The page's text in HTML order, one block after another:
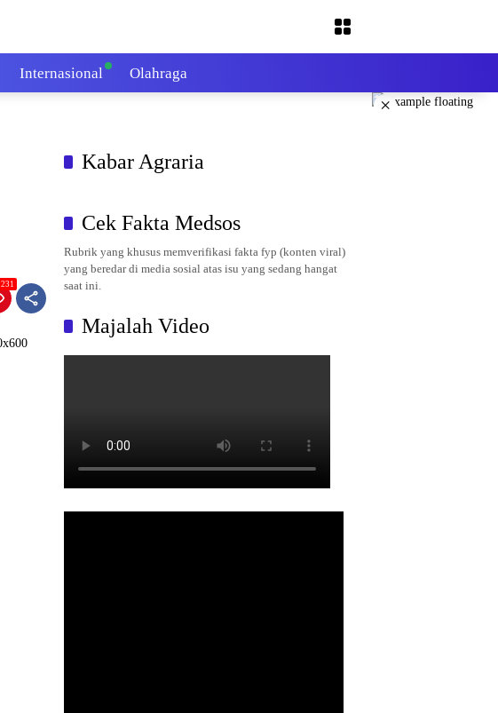
Internasional Olahraga
×
231
Kabar Agraria
Cek Fakta Medsos
Rubrik yang khusus memverifikasi fakta fyp (konten viral)
yang beredar di media sosial atas isu yang sedang hangat
saat ini.
Majalah Video